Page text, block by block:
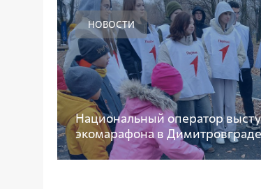
НОВОСТИ
Национальный оператор
экомарафона в Димитровграде